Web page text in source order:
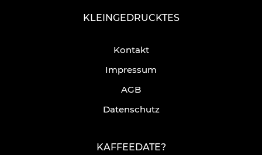
KLEINGEDRUCKTES
Kontakt
Impressum
AGB
Datenschutz
KAFFEEDATE?